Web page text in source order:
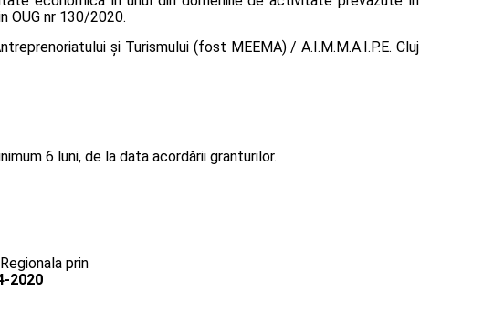
OUG nr 130/2020.
și Turismului (fost MEEMA) / A.I.M.M.A.I.P.E. Cluj
6 luni, de la data acordării granturilor.
prin
2020